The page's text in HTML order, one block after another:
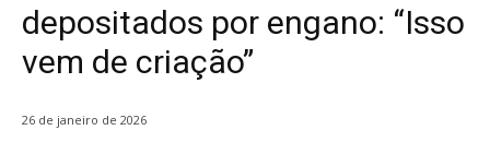
depositados por engano: “Isso
vem de criação”
26 de janeiro de 2026